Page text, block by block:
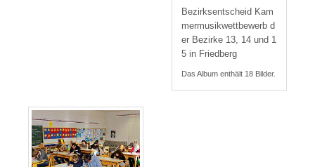
Bezirksentscheid Kam
mermusikwettbewerb d
er Bezirke 13, 14 und 1
5 in Friedberg
Das Album enthält 18 Bilder.